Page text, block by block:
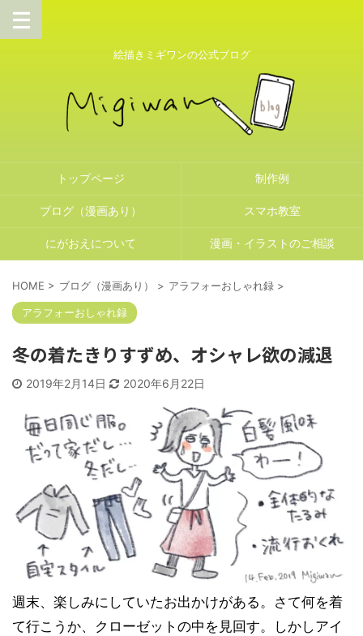
絵描きミギワンの公式ブログ
トップページ 制作例
ブログ（漫画あり） スマホ教室
にがおえについて 漫画・イラストのご相談
HOME > ブログ（漫画あり） > アラフォーおしゃれ録 >
アラフォーおしゃれ録
冬の着たきりすずめ、オシャレ欲の減退
2019年2月14日 2020年6月22日
週末、楽しみにしていたお出かけがある。さて何を着
て行こうか、クローゼットの中を見回す。しかしアイ